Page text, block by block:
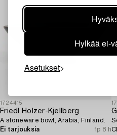
Hylkää ei-
Asetukset
1724415
Friedl Holzer-Kjellberg
A stoneware bowl, Arabia, Finland.
Ei tarjouksia
1p 8 h